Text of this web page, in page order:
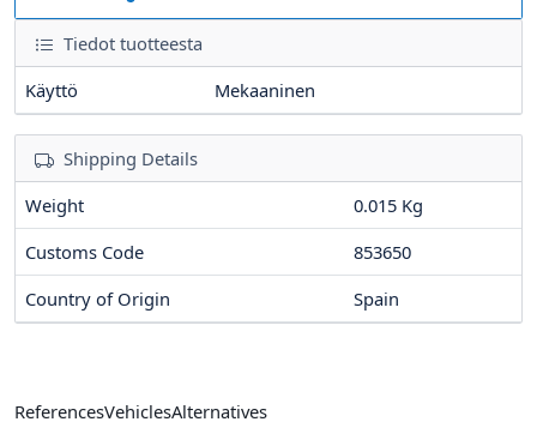
Tiedot tuotteesta
Käyttö
Mekaaninen
Shipping Details
Weight
0.015 Kg
Customs Code
853650
Country of Origin
Spain
ReferencesVehiclesAlternatives